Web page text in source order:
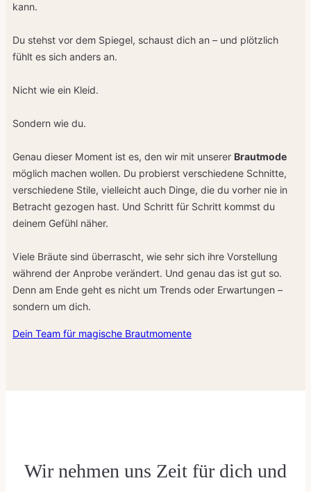
kann.
Du stehst vor dem Spiegel, schaust dich an – und plötzlich
fühlt es sich anders an.
Nicht wie ein Kleid.
Sondern wie du.
Genau dieser Moment ist es, den wir mit unserer Brautmode
möglich machen wollen. Du probierst verschiedene Schnitte,
verschiedene Stile, vielleicht auch Dinge, die du vorher nie in
Betracht gezogen hast. Und Schritt für Schritt kommst du
deinem Gefühl näher.
Viele Bräute sind überrascht, wie sehr sich ihre Vorstellung
während der Anprobe verändert. Und genau das ist gut so.
Denn am Ende geht es nicht um Trends oder Erwartungen –
sondern um dich.
Dein Team für magische Brautmomente
Wir nehmen uns Zeit für dich und